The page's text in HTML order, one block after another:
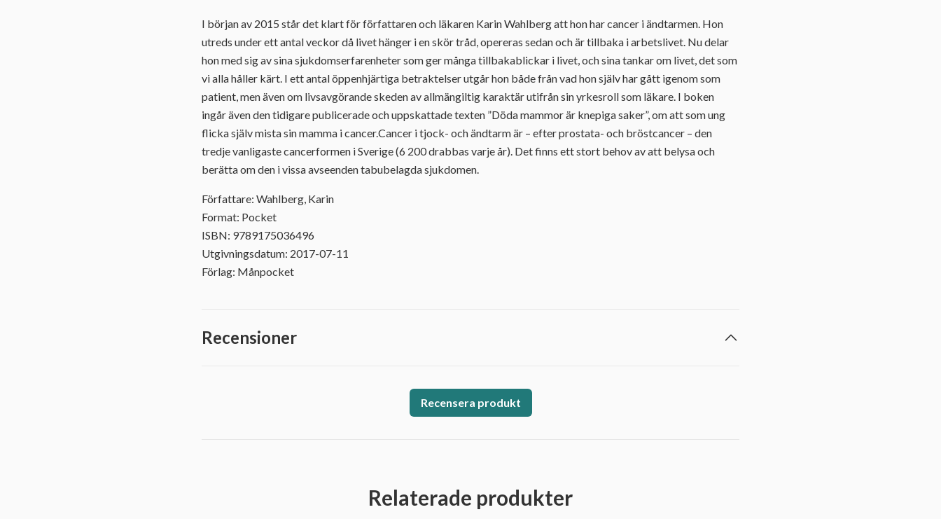
I början av 2015 står det klart för författaren och läkaren Karin Wahlberg att hon har cancer i ändtarmen. Hon
utreds under ett antal veckor då livet hänger i en skör tråd, opereras sedan och är tillbaka i arbetslivet. Nu delar
hon med sig av sina sjukdomserfarenheter som ger många tillbakablickar i livet, och sina tankar om livet, det som
vi alla håller kärt. I ett antal öppenhjärtiga betraktelser utgår hon både från vad hon själv har gått igenom som
patient, men även om livsavgörande skeden av allmängiltig karaktär utifrån sin yrkesroll som läkare. I boken
ingår även den tidigare publicerade och uppskattade texten ”Döda mammor är knepiga saker”, om att som ung
flicka själv mista sin mamma i cancer.Cancer i tjock- och ändtarm är – efter prostata- och bröstcancer – den
tredje vanligaste cancerformen i Sverige (6 200 drabbas varje år). Det finns ett stort behov av att belysa och
berätta om den i vissa avseenden tabubelagda sjukdomen.
Författare: Wahlberg, Karin
Format: Pocket
ISBN: 9789175036496
Utgivningsdatum: 2017-07-11
Förlag: Månpocket
Recensioner
Recensera produkt
Relaterade produkter